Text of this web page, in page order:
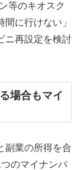
等のキオスク
に行けない」
ニ再設定を検討
場合もマイ
副業の所得を合
のマイナンバ